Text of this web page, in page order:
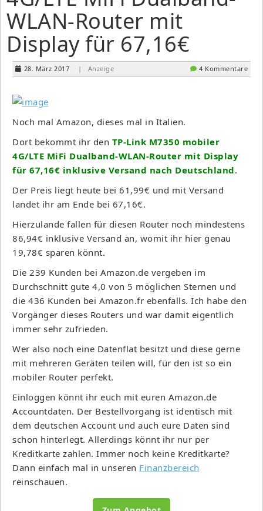
WLAN-Router mit
Display für 67,16€
28. März 2017 | Anzeige 4 Kommentare
Noch mal Amazon, dieses mal in Italien.
Dort bekommt ihr den TP-Link M7350 mobiler
4G/LTE MiFi Dualband-WLAN-Router mit Display
für 67,16€ inklusive Versand nach Deutschland.
Der Preis liegt heute bei 61,99€ und mit Versand
landet ihr am Ende bei 67,16€.
Hierzulande fallen für diesen Router noch mindestens
86,94€ inklusive Versand an, womit ihr hier genau
19,78€ sparen könnt.
Die 239 Kunden bei Amazon.de vergeben im
Durchschnitt gute 4,0 von 5 möglichen Sternen und
die 436 Kunden bei Amazon.fr ebenfalls. Ich habe den
Vorgänger dieses Routers und war damit eigentlich
immer sehr zufrieden.
Wer also noch eine Datenflat besitzt und diese gerne
mit mehreren Geräten teilen will, für den ist so ein
mobiler Router perfekt.
Einloggen könnt ihr euch mit euren Amazon.de
Accountdaten. Der Bestellvorgang ist identisch mit
dem deutschen Account und auch eure Daten sind
schon hinterlegt. Allerdings könnt ihr nur per
Kreditkarte zahlen. Immer noch keine Kreditkarte?
Dann einfach mal in unseren Finanzbereich
reinschauen.